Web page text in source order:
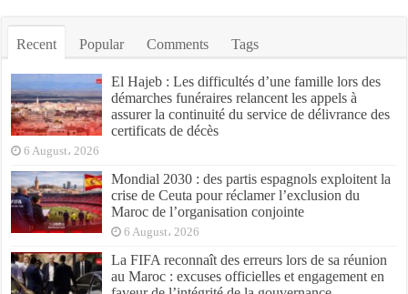
Recent Popular Comments Tags
El Hajeb : Les difficultés d’une famille lors des
démarches funéraires relancent les appels à
assurer la continuité du service de délivrance des
certificats de décès
6 August، 2026
Mondial 2030 : des partis espagnols exploitent la
crise de Ceuta pour réclamer l’exclusion du
Maroc de l’organisation conjointe
6 August، 2026
La FIFA reconnaît des erreurs lors de sa réunion
au Maroc : excuses officielles et engagement en